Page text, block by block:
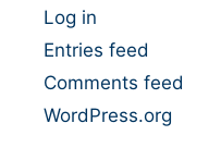
e
s
Log in
Entries feed
Comments feed
WordPress.org